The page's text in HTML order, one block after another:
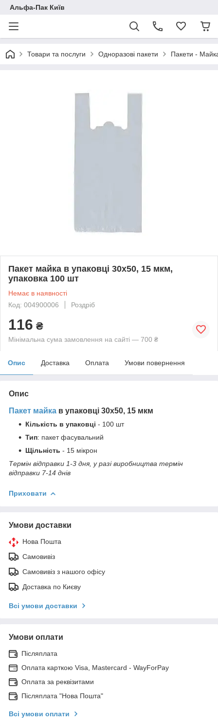
Альфа-Пак Київ
Товари та послуги Одноразові пакети Пакети -
Пакет майка в упаковці 30х50, 15 мкм,
упаковка 100 шт
Немає в наявності
Код: 004900006
Роздріб
116 ₴
Мінімальна сума замовлення на сайті — 700 ₴
Опис Доставка Оплата Умови повернення
Опис
Пакет майка в упаковці 30х50, 15 мкм
Кількість в упаковці - 100 шт
Тип: пакет фасувальний
Щільність - 15 мікрон
Термін відправки 1-3 дня, у разі виробництва термін
відправки 7-14 днів
Приховати
Умови доставки
Нова Пошта
Самовивіз
Самовивіз з нашого офісу
Доставка по Києву
Всі умови доставки
Умови оплати
Післяплата
Оплата карткою Visa, Mastercard - WayForPay
Оплата за реквізитами
Післяплата "Нова Пошта"
Всі умови оплати